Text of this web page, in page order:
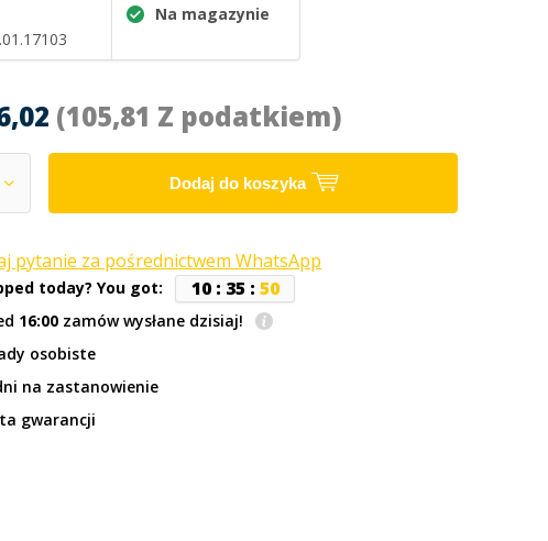
Na magazynie
(105,81 Z podatkiem)
Dodaj do koszyka
pytanie za pośrednictwem WhatsApp
today? You got: 10: 35 : 49
16:00 zamów wysłane dzisiaj!
osobiste
na zastanowienie
gwarancji